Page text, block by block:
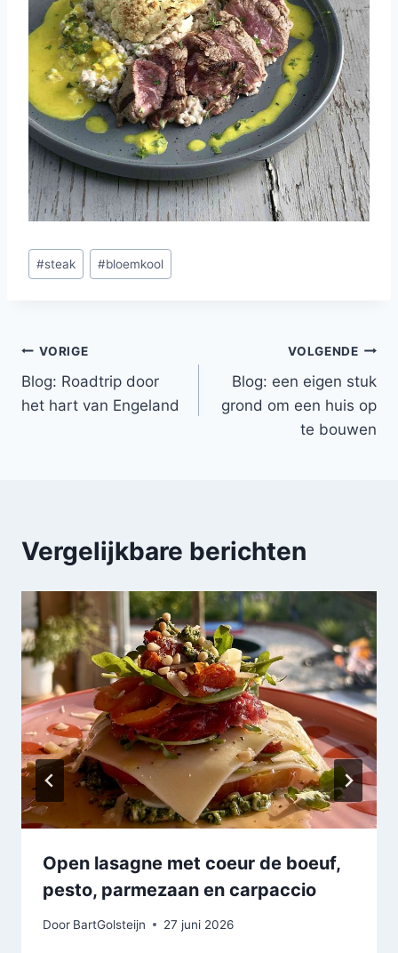
Bericht
tags:
#steak #bloemkool
Bericht
navigatie
VORIGE
Blog: Roadtrip door
het hart van Engeland
VOLGENDE
Blog: een eigen stuk
grond om een huis op
te bouwen
Vergelijkbare berichten
Open lasagne met coeur de boeuf,
pesto, parmezaan en carpaccio
Door BartGolsteijn 27 juni 2026